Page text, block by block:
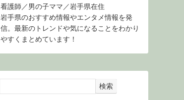
看護師／男の子ママ／岩手県在住
岩手県のおすすめ情報やエンタメ情報を発
信。最新のトレンドや気になることをわかり
やすくまとめています！
検索